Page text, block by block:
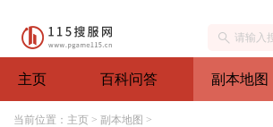
主页 百科问答 副本地图
当前位置： 主页 > 副本地图 >